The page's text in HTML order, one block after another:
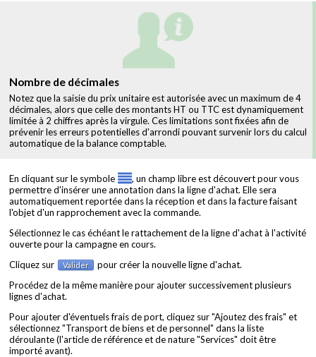
Nombre de décimales
Notez que la saisie du prix unitaire est autorisée avec un maximum de 4
décimales, alors que celle des montants HT ou TTC est dynamiquement
limitée à 2 chiffres après la virgule. Ces limitations sont fixées afin de
prévenir les erreurs potentielles d'arrondi pouvant survenir lors du calcul
automatique de la balance comptable.
En cliquant sur le symbole
, un champ libre est découvert pour vous
permettre d'insérer une annotation dans la ligne d'achat. Elle sera
automatiquement reportée dans la réception et dans la facture faisant
l'objet d'un rapprochement avec la commande.
Sélectionnez le cas échéant le rattachement de la ligne d'achat à l'activité
ouverte pour la campagne en cours.
Cliquez sur
Valider
pour créer la nouvelle ligne d'achat.
Procédez de la même manière pour ajouter successivement plusieurs
lignes d'achat.
Pour ajouter d'éventuels frais de port, cliquez sur "Ajoutez des frais" et
sélectionnez "Transport de biens et de personnel" dans la liste
déroulante (l'article de référence et de nature "Services" doit être
importé avant).